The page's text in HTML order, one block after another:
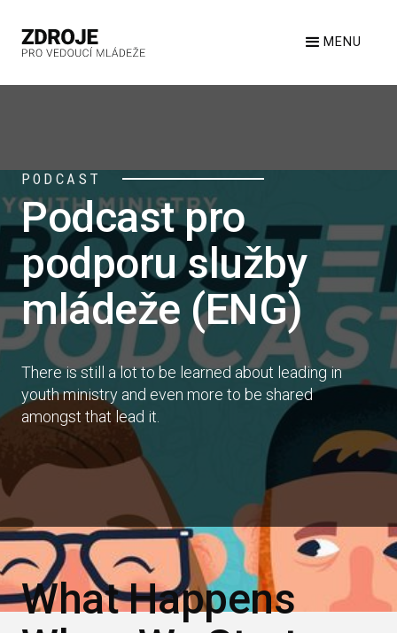
MENU
PODCAST
Podcast pro
podporu služby
mládeže (ENG)
There is still a lot to be learned about leading in
youth ministry and even more to be shared
amongst that lead it.
What Happens